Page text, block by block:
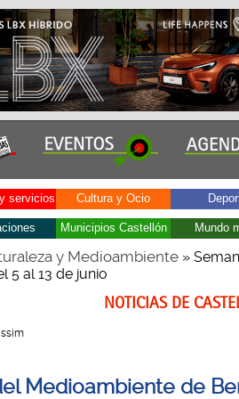
servicios Cultura y Ocio
Municipios Castellón Mundo
y Medioambiente»
5 al 13 de junio
NOTICIAS DE
Medioambiente de